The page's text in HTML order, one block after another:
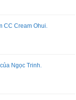
CC Cream Ohui.
Ngọc Trinh.